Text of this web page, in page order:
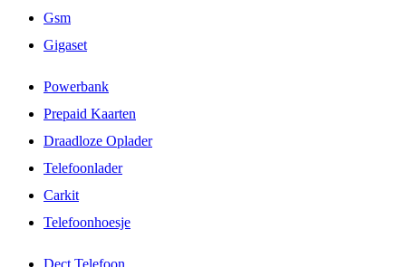
Gsm
Gigaset
Powerbank
Prepaid Kaarten
Draadloze Oplader
Telefoonlader
Carkit
Telefoonhoesje
Dect Telefoon